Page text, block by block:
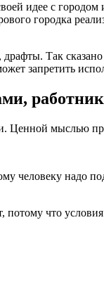
идее с
городка
Так
запретить
Ценной мыслью
надо
что